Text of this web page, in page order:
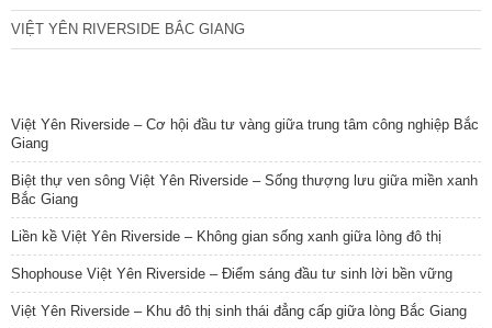
VIỆT YÊN RIVERSIDE BẮC GIANG
Việt Yên Riverside – Cơ hội đầu tư vàng giữa trung tâm công nghiệp Bắc
Giang
Biệt thự ven sông Việt Yên Riverside – Sống thượng lưu giữa miền xanh
Bắc Giang
Liền kề Việt Yên Riverside – Không gian sống xanh giữa lòng đô thị
Shophouse Việt Yên Riverside – Điểm sáng đầu tư sinh lời bền vững
Việt Yên Riverside – Khu đô thị sinh thái đẳng cấp giữa lòng Bắc Giang